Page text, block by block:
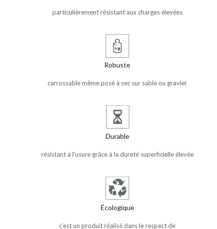
particulièrement résistant aux charges élevées
Robuste
carrossable même posé à sec sur sable ou gravier
Durable
résistant à l’usure grâce à la dureté superficielle élevée
Écologique
c’est un produit réalisé dans le respect de